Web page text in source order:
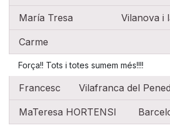
María Tresa Vilanova i
Carme
Força!! Tots i totes sumem més!!!!
Francesc Vilafranca del
MaTeresa HORTENSI